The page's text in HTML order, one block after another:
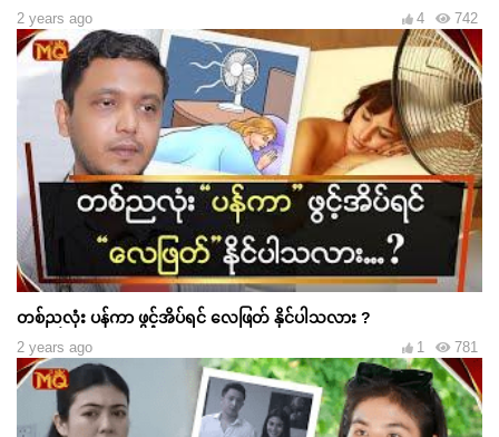
2 years ago 742
4
တစ်ညလုံး ပန်ကာ ဖွင့်အိပ်ရင် လေဖြတ် နိုင်ပါသလား ?
2 years ago 781
1